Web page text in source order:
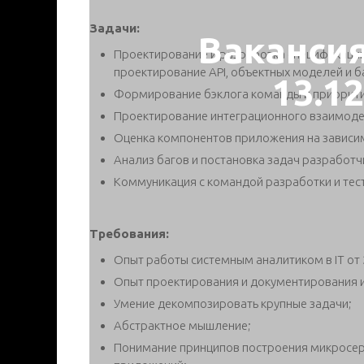
Задачи:
Проектирование и разработка
проектирование API, объектных моделей и
Формирование бэклога команды и
Проектирование интеграционного
Оценка компонентов приложения на
Анализ багов и постановка задач
Коммуникация с командой разработки и
Требования:
Опыт работы системным аналитиком в IT от
Опыт проектирования и
Умение декомпозировать крупные задачи;
Абстрактное мышление;
Понимание принципов построения